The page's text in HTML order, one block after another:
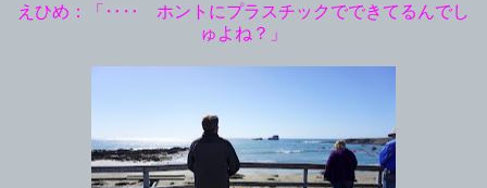
えひめ：「‥‥ ホントにプラスチックでできてるんでし
ゅよね？」